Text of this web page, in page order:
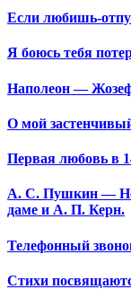
Если любишь-
Я боюсь тебя
Наполеон —
О мой
Первая любовь в
А. С. Пушкин —
даме и А. П. Керн.
Телефонный
Стихи